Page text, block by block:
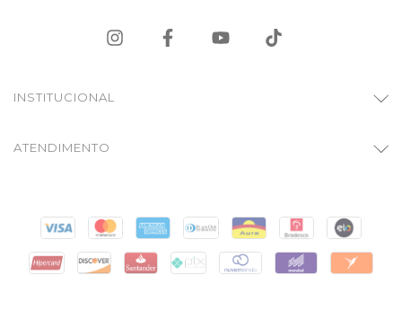
INSTITUCIONAL
ATENDIMENTO